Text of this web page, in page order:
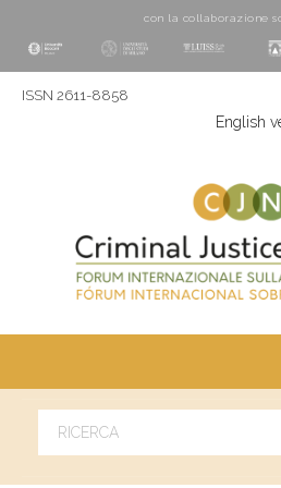
con la collaborazione
ISSN 2611-8858
English